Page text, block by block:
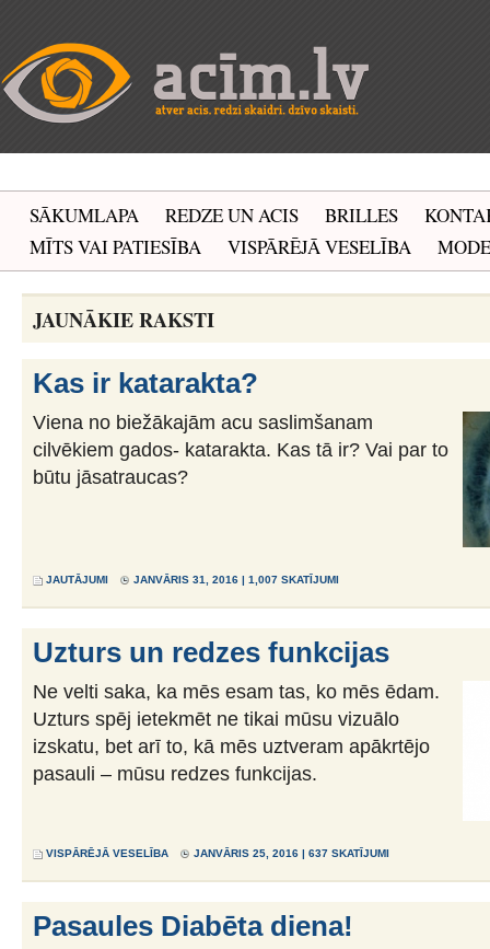
SĀKUMLAPA REDZE UN ACIS BRILLES
MĪTS VAI PATIESĪBA
VISPĀRĒJĀ VESELĪBA MODE
JAUNĀKIE RAKSTI
Kas ir katarakta?
Viena no biežākajām acu saslimšanam
cilvēkiem gados- katarakta. Kas tā ir? Vai par to
būtu jāsatraucas?
JAUTĀJUMI JANVĀRIS 31, 2016 | 1,007 SKATĪJUMI
Uzturs un redzes funkcijas
Ne velti saka, ka mēs esam tas, ko mēs ēdam.
Uzturs spēj ietekmēt ne tikai mūsu vizuālo
izskatu, bet arī to, kā mēs uztveram apākrtējo
pasauli – mūsu redzes funkcijas.
VISPĀRĒJĀ VESELĪBA JANVĀRIS 25, 2016 | 637 SKATĪJUMI
Pasaules Diabēta diena!